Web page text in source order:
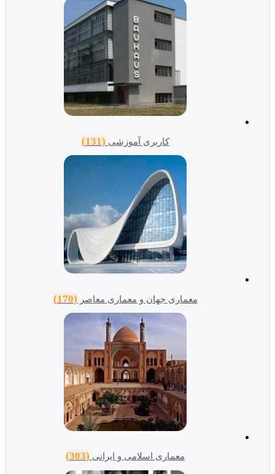
کاربری آموزشی (131)
معماری جهان و معماری معاصر (170)
معماری اسلامی و ایرانی (303)